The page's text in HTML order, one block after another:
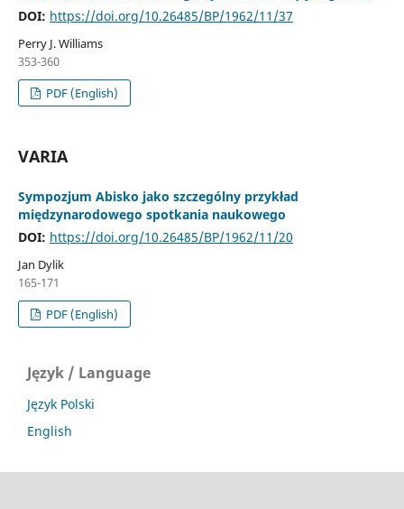
DOI: https://doi.org/10.26485/BP/1962/11/37
Perry J. Williams
353-360
PDF (English)
VARIA
Sympozjum Abisko jako szczególny przykład
międzynarodowego spotkania naukowego
DOI: https://doi.org/10.26485/BP/1962/11/20
Jan Dylik
165-171
PDF (English)
Język / Language
Język Polski
English